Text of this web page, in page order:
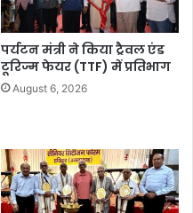
पर्यटन मंत्री ने किया ट्रैवल एंड
टूरिज्म फेयर (TTF) में प्रतिभाग
August 6, 2026